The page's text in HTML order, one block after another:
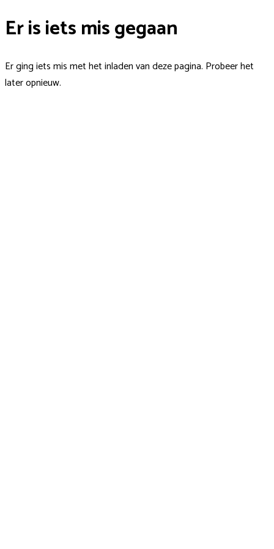
Er is iets mis gegaan
Er ging iets mis met het inladen van deze pagina. Probeer het
later opnieuw.